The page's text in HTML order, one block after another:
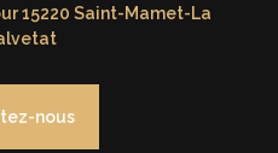
15220 Saint-Mamet-La
nous